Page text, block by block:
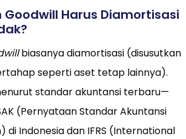
Goodwill Harus Diamortisasi
biasanya diamortisasi (disusutkan
seperti aset tetap lainnya).
standar akuntansi terbaru—
(Pernyataan Standar Akuntansi
di Indonesia dan IFRS (International